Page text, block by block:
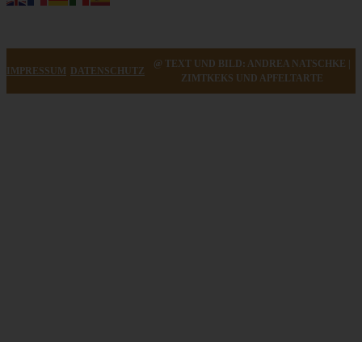
IMPRESSUM DATENSCHUTZ
@ TEXT UND BILD: ANDREA NATSCHKE |
ZIMTKEKS UND APFELTARTE